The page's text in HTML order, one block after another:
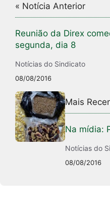
« Notícia Anterior
Reunião da Direx
segunda, dia 8
Notícias do Sindicato
08/08/2016
Mais
Na mídia:
Notícias do
08/08/2016